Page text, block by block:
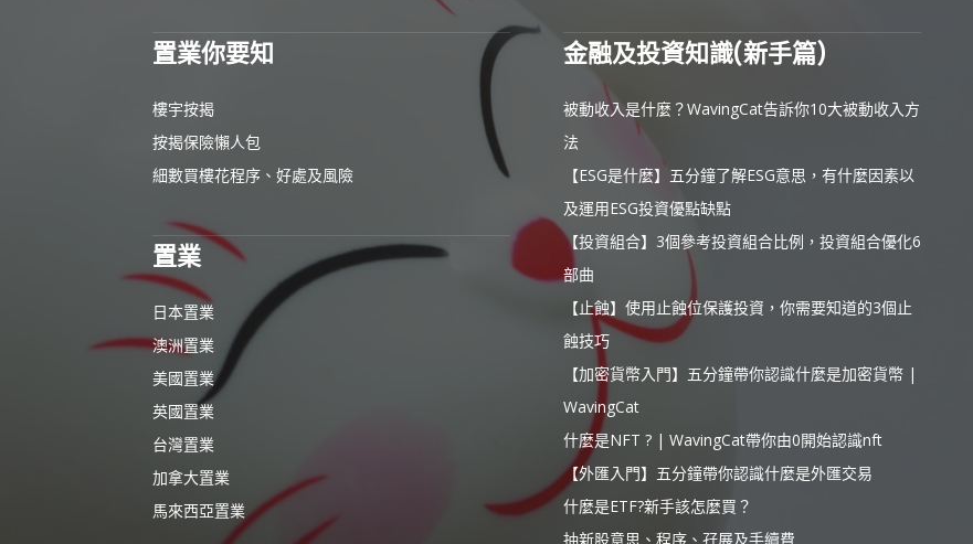
置業你要知
樓宇按揭
按揭保險懶人包
細數買樓花程序、好處及風險
置業
日本置業
澳洲置業
美國置業
英國置業
台灣置業
加拿大置業
馬來西亞置業
金融及投資知識(新手篇)
被動收入是什麼？WavingCat告訴你10大被動收入方
法
【ESG是什麼】五分鐘了解ESG意思，有什麼因素以
及運用ESG投資優點缺點
【投資組合】3個參考投資組合比例，投資組合優化6
部曲
【止蝕】使用止蝕位保護投資，你需要知道的3個止
蝕技巧
【加密貨幣入門】五分鐘帶你認識什麼是加密貨幣 |
WavingCat
什麼是NFT ? | WavingCat帶你由0開始認識nft
【外匯入門】五分鐘帶你認識什麼是外匯交易
什麼是ETF?新手該怎麼買？
抽新股意思、程序、孖展及手續費